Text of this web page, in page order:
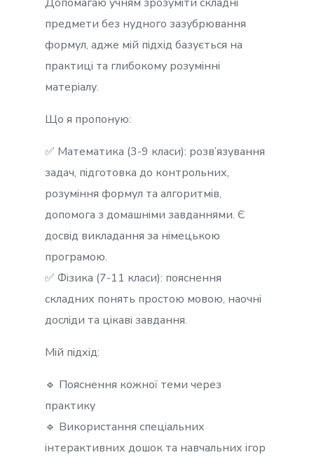
предмети без нудного зазубрювання
формул, адже мій підхід базується на
практиці та глибокому розумінні
матеріалу.
Що я пропоную:
✅ Математика (3-9 класи): розв’язування
задач, підготовка до контрольних,
розуміння формул та алгоритмів,
допомога з домашніми завданнями. Є
досвід викладання за німецькою
програмою.
✅ Фізика (7-11 класи): пояснення
складних понять простою мовою, наочні
досліди та цікаві завдання.
Мій підхід:
🔹 Пояснення кожної теми через
практику
🔹 Використання спеціальних
інтерактивних дошок та навчальних ігор